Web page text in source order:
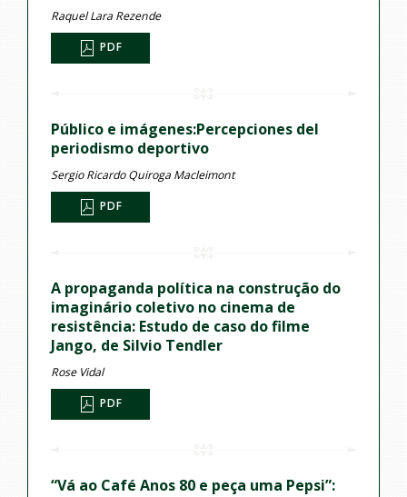
Raquel Lara Rezende
PDF
Público e imágenes:Percepciones del
periodismo deportivo
Sergio Ricardo Quiroga Macleimont
PDF
A propaganda política na construção do
imaginário coletivo no cinema de
resistência: Estudo de caso do filme
Jango, de Silvio Tendler
Rose Vidal
PDF
“Vá ao Café Anos 80 e peça uma Pepsi”: